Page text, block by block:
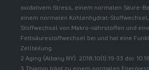
oxidativem Stress, einem normalen Säure-
einem normalen Kohlenhydrat-
Stoffwechsel von Makro-nährstoffen und
Fettsäurestoffwechsel bei und hat eine
Zellteilung.
2 Aging (Albany NY). 2018;10(1):19-33 doi: